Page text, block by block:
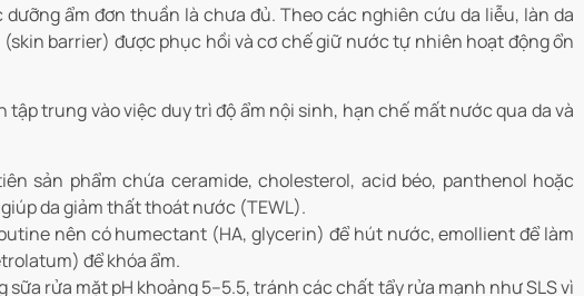
ẩm đơn thuần là chưa đủ. Theo các nghiên cứu da liễu, làn da
barrier) được phục hồi và cơ chế giữ nước tự nhiên hoạt động ổn
tập trung vào việc duy trì độ ẩm nội sinh, hạn chế mất nước qua da và
sản phẩm chứa ceramide, cholesterol, acid béo, panthenol hoặc
da giảm thất thoát nước (TEWL).
nên có humectant (HA, glycerin) để hút nước, emollient để làm
để khóa ẩm.
sữa rửa mặt pH khoảng 5–5.5, tránh các chất tẩy rửa mạnh như SLS vì